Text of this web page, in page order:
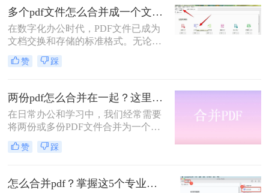
作和学习中，我们常常需要将多个
PDF文件合并成一个，以方便管理、
分享或打印。那么怎么把多个pdf文件
合并成一个呢？本文将全面解析多种
PDF合并方法，帮助您根据具体需求
选择最合适的解决方案。
多个pdf文件怎么合并成一个文件？从新手到高手的完整指南！
在数字化办公时代，PDF文件已成为
文档交换和存储的标准格式。无论是
学术研究、工作报告还是法律文件，
我们经常需要将多个PDF文件整合为
对这一需求时常常感到困惑。那么多
个pdf文件怎么合并成一个文件呢？本
文将详细介绍七种常用且高效的PDF
合并方法，涵盖不同平台、使用场景
和技术水平，助您轻松应对各种PDF
处理需求。
赞 踩
两份pdf怎么合并在一起？这里分享4个合并方法！
在日常办公和学习中，我们经常需要
将两份或多份PDF文件合并为一个，
以便于查阅、分享和存储。那么两份
pdf怎么合并在一起呢？本文将介绍四
您轻松完成PDF合并任务。
赞 踩
怎么合并pdf？掌握这5个专业方法，效率提升300%！